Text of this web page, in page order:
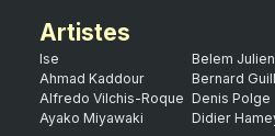
Artistes
Ise
Ahmad Kaddour
Alfredo Vilchis-Roque
Ayako Miyawaki
Belem Julien
Bernard
Denis Polge
Didier